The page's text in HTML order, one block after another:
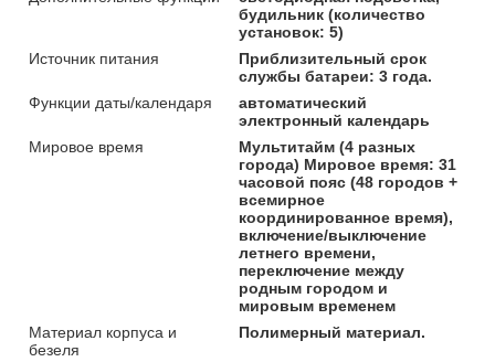
будильник (количество
установок: 5)
Источник питания
Приблизительный срок
службы батареи: 3 года.
Функции даты/календаря
автоматический
электронный календарь
Мировое время
Мультитайм (4 разных
города) Мировое время: 31
часовой пояс (48 городов +
всемирное
координированное время),
включение/выключение
летнего времени,
переключение между
родным городом и
мировым временем
Материал корпуса и
безеля
Полимерный материал.